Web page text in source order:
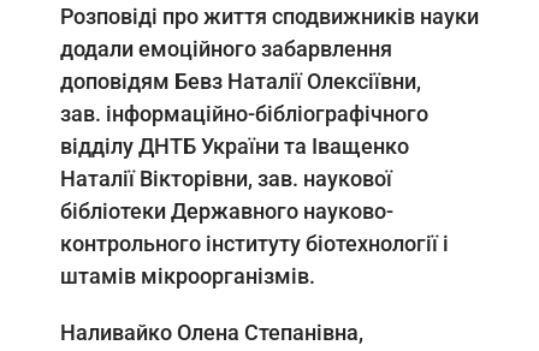
Розповіді про життя сподвижників науки
додали емоційного забарвлення
доповідям Бевз Наталії Олексіївни,
зав. інформаційно-бібліографічного
відділу ДНТБ України та Іващенко
Наталії Вікторівни, зав. наукової
бібліотеки Державного науково-
контрольного інституту біотехнології і
штамів мікроорганізмів.
Наливайко Олена Степанівна,